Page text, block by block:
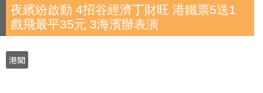
夜繽紛啟動 4招谷經濟丁財旺 港鐵票5送1
戲飛最平35元 3海濱辦表演
港聞